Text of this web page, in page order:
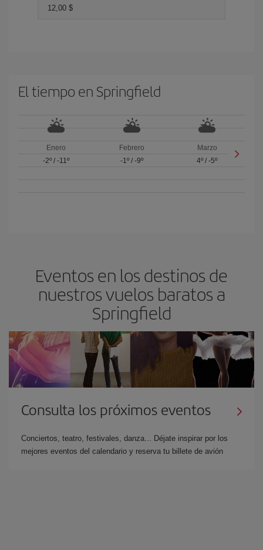
12,00 $
El tiempo en Springfield
Enero
-2º/ -11º
Febrero
-1º/ -9º
Marzo
4º /-5º
Eventos en los destinos de
nuestros vuelos baratos a
Springfield
Consulta los próximos eventos
Conciertos, teatro, festivales, danza... Déjate inspirar por los
mejores eventos del calendario y reserva tu billete de avión